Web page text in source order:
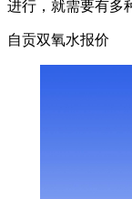
进行，就需要有多
自贡双氧水报价